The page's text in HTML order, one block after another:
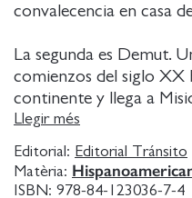
convalecencia en casa
La segunda es Demut.
comienzos del siglo XX
continente y llega a
argentino. En realidad,
es de las reprobatorias
incestuosa que mantiene.
Llegir més
Editorial: Editorial Tránsito
Matèria:
ISBN: 978-84-123036-7-4